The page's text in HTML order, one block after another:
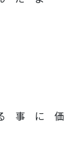
事 に 価